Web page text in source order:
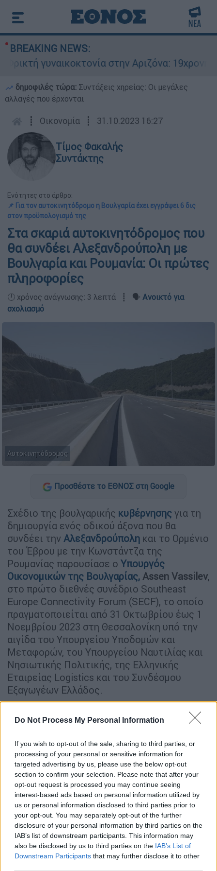
Do Not Process My Personal Information
If you wish to opt-out of the sale, sharing to third parties, or
processing of your personal or sensitive information for
targeted advertising by us, please use the below opt-out
section to confirm your selection. Please note that after your
opt-out request is processed you may continue seeing
interest-based ads based on personal information utilized by
us or personal information disclosed to third parties prior to
your opt-out. You may separately opt-out of the further
disclosure of your personal information by third parties on the
IAB’s list of downstream participants. This information may
also be disclosed by us to third parties on the IAB’s List of
Downstream Participants that may further disclose it to other
BREAKING NEWS:
γυναικοκτονία στην Αριζόνα: 19χρονη
δημοφιλές τώρα: Συντάξεις χηρείας: Οι μεγάλες
αλλαγές που έρχονται
┋ Οικονομία ┋ 31.10.2023 16:27
Τίμος Φακαλής
Συντάκτης
Ενότητες στο άρθρο:
📌 Για τον αυτοκινητόδρομο η Βουλγαρία έχει εγγράψει 6 δις
στον προϋπολογισμό της
Στα σκαριά αυτοκινητόδρομος που
θα συνδέει Αλεξανδρούπολη με
Βουλγαρία και Ρουμανία: Οι πρώτες
πληροφορίες
🕛 χρόνος ανάγνωσης: 3 λεπτά ┋ 🗣️ Ανοικτό για
σχολιασμό
Αυτοκινητόδρομος
Προσθέστε το ΕΘΝΟΣ στη Google
Σχέδιο της βουλγαρικής κυβέρνησης για τη
δημιουργία ενός οδικού άξονα που θα
συνδέει την Αλεξανδρούπολη και το Ορμένιο
του Έβρου με την Κωνστάντζα της
Ρουμανίας παρουσίασε ο Υπουργός
Οικονομικών της Βουλγαρίας, Assen Vassilev,
στο πρώτο διεθνές συνέδριο Southeast
Europe Connectivity Forum (SECF), το οποίο
πραγματοποιείται από 31 Οκτωβρίου έως 1
Νοεμβρίου 2023 στη Θεσσαλονίκη υπό την
αιγίδα του Υπουργείου Υποδομών και
Μεταφορών, του Υπουργείου Ναυτιλίας και
Νησιωτικής Πολιτικής, της Ελληνικής
Εταιρείας Logistics και του Συνδέσμου
Εξαγωγέων Ελλάδος.
Για τον αυτοκινητόδρομο η Βουλγαρία
έχει εγγράψει 6 δις στον
προϋπολογισμό της
Όπως είπε ο κ.Vassilev η Σόφια προωθεί την
σύνδεση Βορρά – Νότου με την κατασκευή
ενός αυτοκινητόδρομου που θα συνδέει την
Ελλάδα και τη Ρουμανία μέσω της
Βουλγαρίας, έργο για το οποίο υπεγράφη
κοινή δήλωση κατά τη συνάντηση των
πρωθυπουργών στη Βάρνα. Όπως ανέφερε ο
κ. Vassiliev, για τον διάδρομο αυτόν έχουν
εγγραφεί στον προϋπολογισμό έξι δις ευρώ